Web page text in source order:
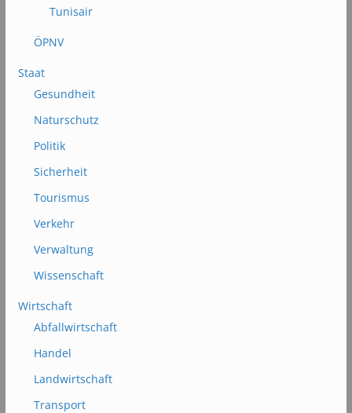
Tunisair
ÖPNV
Staat
Gesundheit
Naturschutz
Politik
Sicherheit
Tourismus
Verkehr
Verwaltung
Wissenschaft
Wirtschaft
Abfallwirtschaft
Handel
Landwirtschaft
Transport